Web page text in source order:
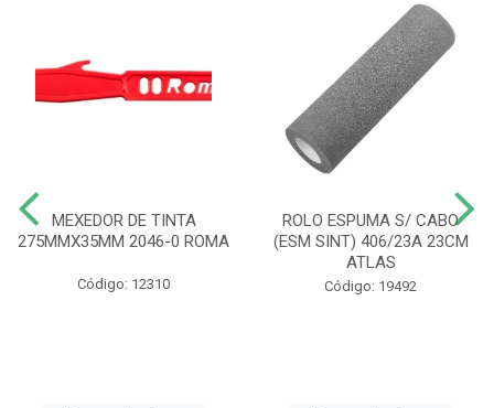
MEXEDOR DE TINTA
275MMX35MM 2046-0 ROMA
Código: 12310
ROLO ESPUMA S/ CABO
(ESM SINT) 406/23A 23CM
ATLAS
Código: 19492